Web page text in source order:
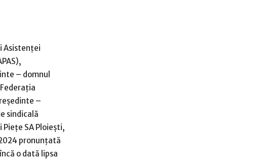
Asistenței
– domnul
–
sindicală
Piețe SA Ploiești,
pronunțată
o dată lipsa